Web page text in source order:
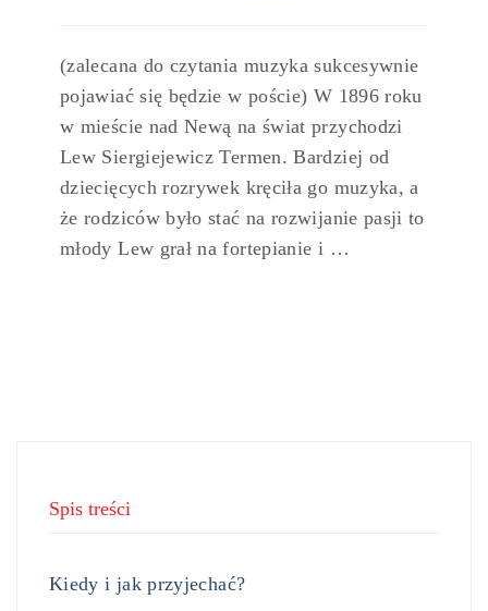
(zalecana do czytania muzyka sukcesywnie
pojawiać się będzie w poście) W 1896 roku
w mieście nad Newą na świat przychodzi
Lew Siergiejewicz Termen. Bardziej od
dziecięcych rozrywek kręciła go muzyka, a
że rodziców było stać na rozwijanie pasji to
młody Lew grał na fortepianie i …
Spis treści
Kiedy i jak przyjechać?